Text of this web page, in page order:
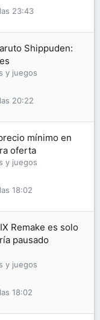
23:43
Shippuden:
y juegos
20:22
mínimo en
oferta
y juegos
18:02
Remake es solo
pausado
y juegos
18:02